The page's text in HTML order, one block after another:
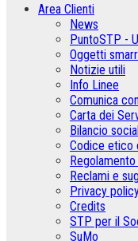
Area Clienti
News
PuntoSTP -
Oggetti
Notizie utili
Info Linee
Comunica
Carta dei
Bilancio
Codice etico
Reclami e
Privacy
Credits
STP per il
SuMo